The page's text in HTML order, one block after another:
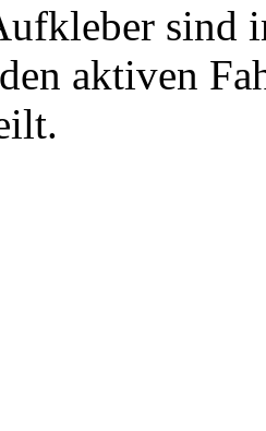
sind
aktiven